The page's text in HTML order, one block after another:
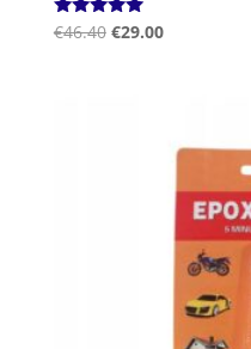
Ocenjeno
€46.40 €29.00